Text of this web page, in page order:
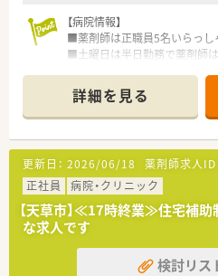
【病院情報】
■薬剤師は正職員5名いらっし
■土曜日は半日勤務で薬剤師は
方となります。
【法人特徴】
■総病床210床を有する中規模
■天草地域の中核病院として
携して地域住民に医療サービス
■「小児救急医療拠点病院」「
本医療機能評価機構認定病院
■他職種連携で緩和ケアチーム
ーム医療を実施しております。
■地域医療活動、多職種合同
動しております。
詳細を見る
更新日： 2026/06/18 薬剤師求人ID
正社員
病院・クリニック
【天草市】≪17時終業≫住宅補助
な求人です
検討リス